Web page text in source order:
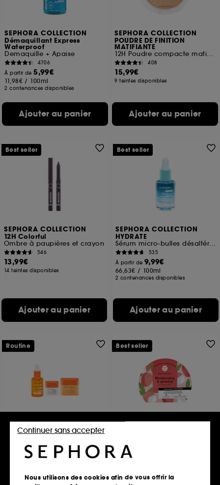
SEPHORA COLLECTION
Démaquillant Express
Waterproof
Demaquille + Apaise
4706
À partir de5,99€
11,98€ / 100ml
2 contenances disponibles
Ajouter au panier
SEPHORA COLLECTION
POUDRE DE FINITION
MATIFIANTE
12H Poudre compacte matifiante
408
15,99€
9 teintes disponibles
Ajouter au panier
SEPHORA COLLECTION
12H Colorful
Ombre à paupières et crayon
546
13,99€
14 teintes disponibles
Ajouter au panier
Best seller
SEPHORA COLLECTION
HYDRATE
Sérum micro-bulles désaltérant à l'Acide hyaluronique + polyglutamique
535
À partir de 9,99€
66,63€ / 100ml
2 contenances disponibles
Ajouter au panier
Best seller
SEPHORA COLLECTION
GLOW Routine éclat à la
52,97€
3 produits
Routine
Masque Tissu Visage
6 contenances disponibles
Best seller
Nous utilisons des cookies afin de vous offrir la
Continuer sans accepter